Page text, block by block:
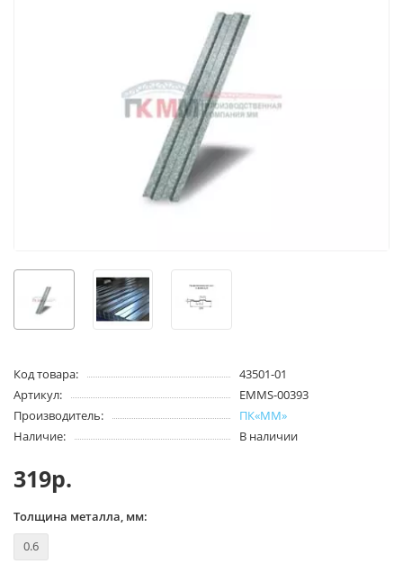
Код товара:
43501-01
Артикул:
EMMS-00393
Производитель:
ПК«ММ»
Наличие:
В наличии
319р.
Толщина металла, мм:
0.6